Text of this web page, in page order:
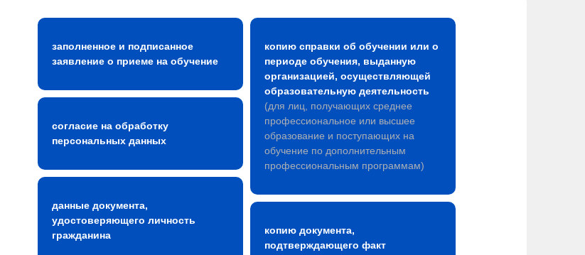
заполненное и подписанное
заявление о приеме на обучение
согласие на обработку
персональных данных
данные документа,
удостоверяющего личность
гражданина
копию справки об обучении или о
периоде обучения, выданную
организацией, осуществляющей
образовательную деятельность
(для лиц, получающих среднее
профессиональное или высшее
образование и поступающих на
обучение по дополнительным
профессиональным программам)
копию документа,
подтверждающего факт